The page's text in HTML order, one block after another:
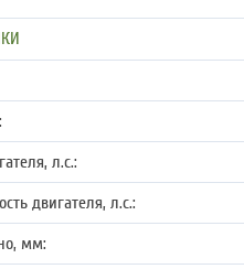
л.с.:
двигателя, л.с.:
мм: